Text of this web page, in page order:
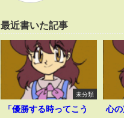
最近書いた記事
未分類
「優勝する時ってこう
心